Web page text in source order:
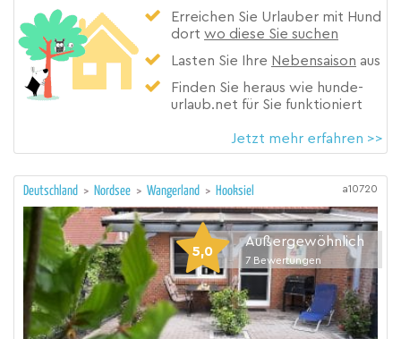
Erreichen Sie Urlauber mit Hund
dort wo diese Sie suchen
Lasten Sie Ihre Nebensaison aus
Finden Sie heraus wie hunde-
urlaub.net für Sie funktioniert
Jetzt mehr erfahren >>
Deutschland > Nordsee > Wangerland > Hooksiel a10720
5,0
Außergewöhnlich
7 Bewertungen